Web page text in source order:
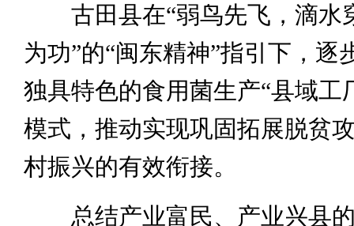
古田县在“弱鸟先飞，滴水
为功”的“闽东精神”指引下，逐
独具特色的食用菌生产“县域工
模式，推动实现巩固拓展脱贫
村振兴的有效衔接。
总结产业富民、产业兴县的